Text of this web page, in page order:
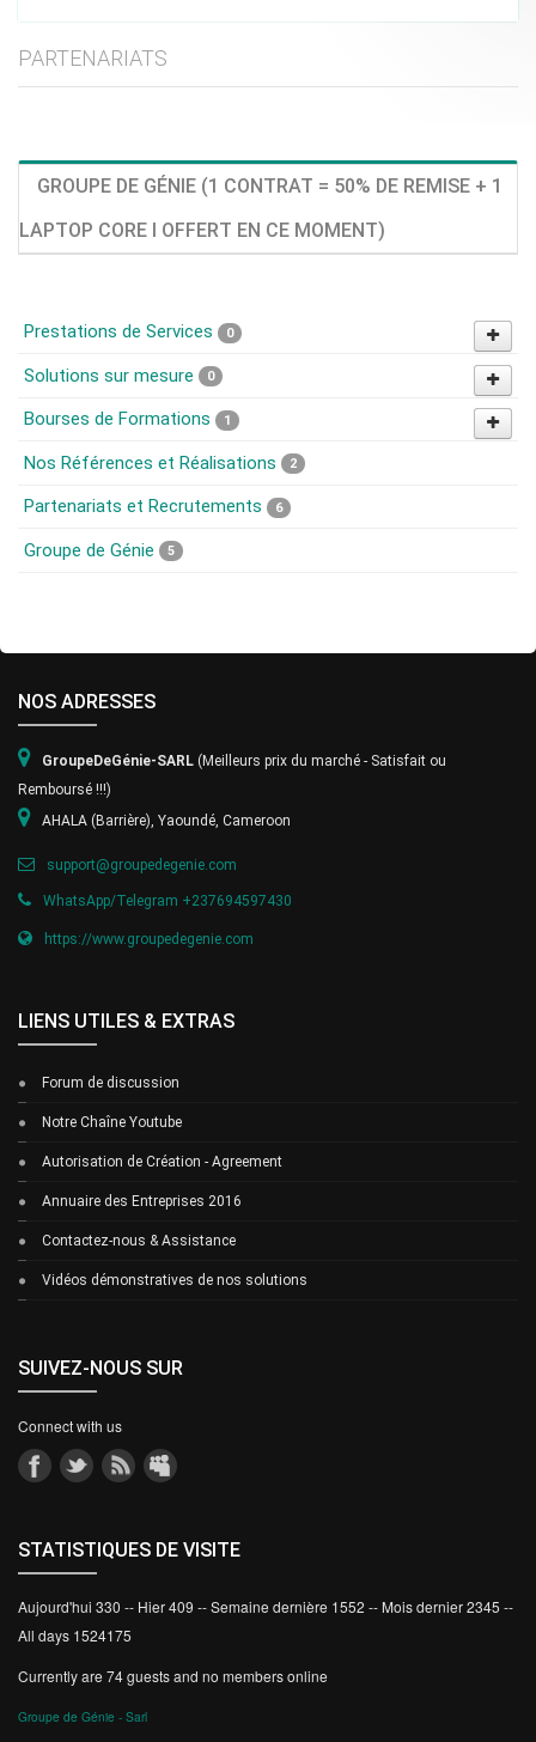
PARTENARIATS
GROUPE DE GÉNIE (1 CONTRAT = 50% DE REMISE + 1
LAPTOP CORE I OFFERT EN CE MOMENT)
Prestations de Services 0
Solutions sur mesure 0
Bourses de Formations 1
Nos Références et Réalisations 2
Partenariats et Recrutements 6
Groupe de Génie 5
NOS ADRESSES
GroupeDeGénie-SARL (Meilleurs prix du marché - Satisfait ou
Remboursé !!!)
AHALA (Barrière), Yaoundé, Cameroon
support@groupedegenie.com
WhatsApp/Telegram +237694597430
https://www.groupedegenie.com
LIENS UTILES & EXTRAS
Forum de discussion
Notre Chaîne Youtube
Autorisation de Création - Agreement
Annuaire des Entreprises 2016
Contactez-nous & Assistance
Vidéos démonstratives de nos solutions
SUIVEZ-NOUS SUR
Connect with us
STATISTIQUES DE VISITE
Aujourd'hui 330 -- Hier 409 -- Semaine dernière 1552 -- Mois dernier 2345 --
All days 1524175
Currently are 74 guests and no members online
Groupe de Génie - Sarl